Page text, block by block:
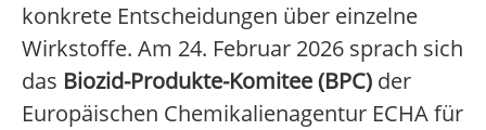
konkrete Entscheidungen über einzelne
Wirkstoffe. Am 24. Februar 2026 sprach sich
das Biozid-Produkte-Komitee (BPC) der
Europäischen Chemikalienagentur ECHA für